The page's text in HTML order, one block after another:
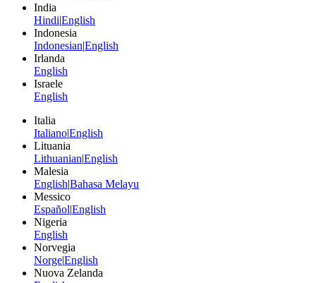
India
Hindi|English
Indonesia
Indonesian|English
Irlanda
English
Israele
English
Italia
Italiano|English
Lituania
Lithuanian|English
Malesia
English|Bahasa Melayu
Messico
Español|English
Nigeria
English
Norvegia
Norge|English
Nuova Zelanda